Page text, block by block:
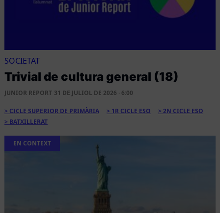
SOCIETAT
Trivial de cultura general (18)
JUNIOR REPORT 31 DE JULIOL DE 2026 · 6:00
CICLE SUPERIOR DE PRIMÀRIA 1R CICLE ESO
2N CICLE ESO
BATXILLERAT
EN CONTEXT